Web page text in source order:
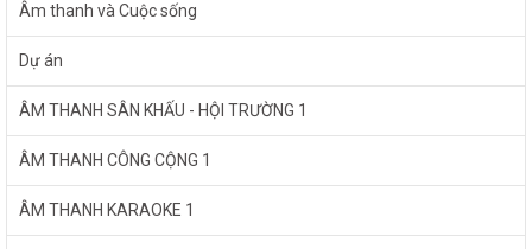
Âm thanh và Cuộc sống
Dự án
ÂM THANH SÂN KHẤU - HỘI TRƯỜNG 1
ÂM THANH CÔNG CỘNG 1
ÂM THANH KARAOKE 1